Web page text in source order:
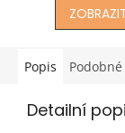
Popis Podobné
Detailní